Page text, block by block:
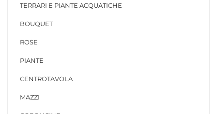
TERRARI E PIANTE ACQUATICHE
BOUQUET
ROSE
PIANTE
CENTROTAVOLA
MAZZI